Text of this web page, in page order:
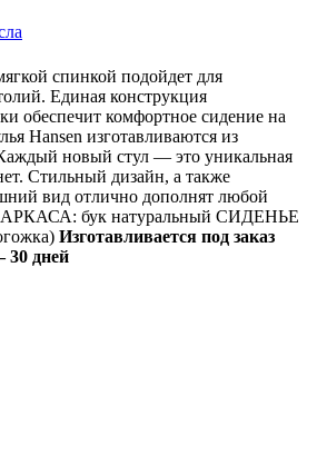
спинкой подойдет для
Единая конструкция
обеспечит комфортное сидение на
Hansen изготавливаются из
новый стул — это уникальная
Стильный дизайн, а также
вид отлично дополнят любой
бук натуральный СИДЕНЬЕ
Изготавливается под заказ
30 дней